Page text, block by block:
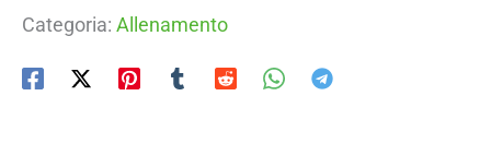
Categoria: Allenamento